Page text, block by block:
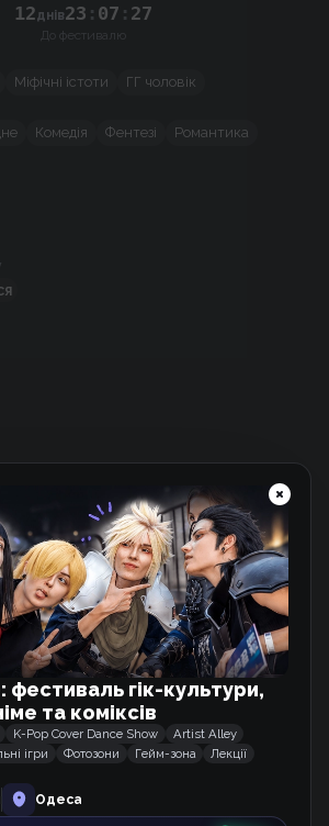
12днів23 : 07 : 26
До фестивалю
Міфічні істоти ГГ чоловік
Комедія Фентезі Романтика
герої опинились у пастці мого
Моя Леді!
фестиваль гік-культури,
та коміксів
K-Pop Cover Dance Show
Artist Alley
ігри Фотозони Гейм-зона
Лекції
Одеса